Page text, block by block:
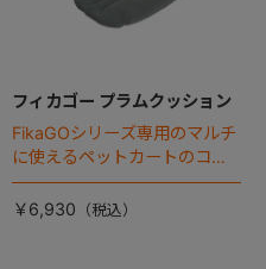
フィカゴー プラムクッション
FikaGOシリーズ専用のマルチ
に使えるペットカートのコー
ナークッション登場。
￥6,930